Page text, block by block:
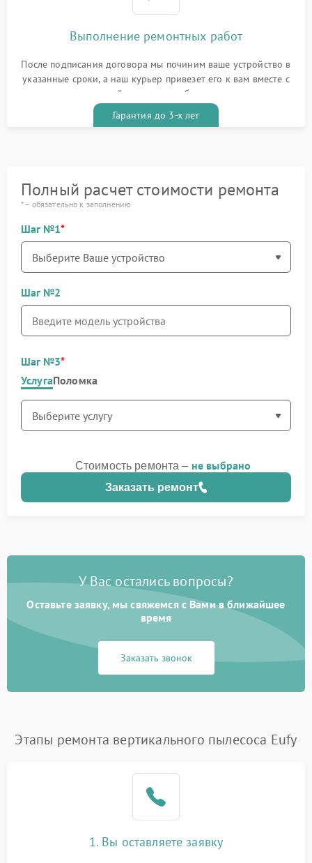
Выполнение ремонтных работ
После подписания договора мы починим ваше устройство в
указанные сроки, а наш курьер привезет его к вам вместе с
гарантийным талоном бесплатно
Гарантия до 3-х лет
Полный расчет стоимости ремонта
* – обязательно к заполнению
Шаг №1
Шаг №2
Шаг №3
УслугаПоломка
Заказать ремонт
Стоимость ремонта – не выбрано
У Вас остались вопросы?
Оставьте заявку, мы свяжемся с Вами в ближайшее
время
Заказать звонок
Этапы ремонта вертикального пылесоса Eufy
1. Вы оставляете заявку